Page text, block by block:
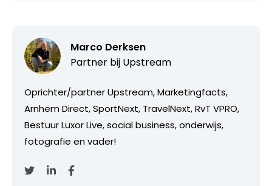
Marco Derksen
Partner bij Upstream
Oprichter/partner Upstream, Marketingfacts,
Arnhem Direct, SportNext, TravelNext, RvT VPRO,
Bestuur Luxor Live, social business, onderwijs,
fotografie en vader!